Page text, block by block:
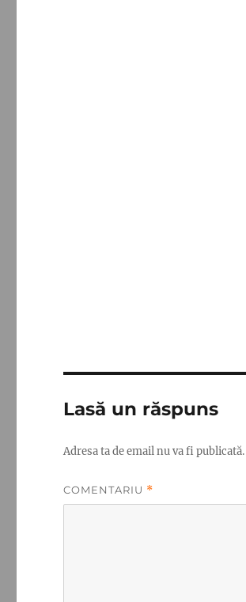
Lasă un răspuns
Adresa ta de email nu va fi publicată.
COMENTARIU *